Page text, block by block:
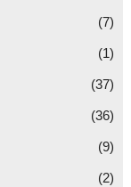
(7)
(1)
(37)
(36)
(9)
(2)